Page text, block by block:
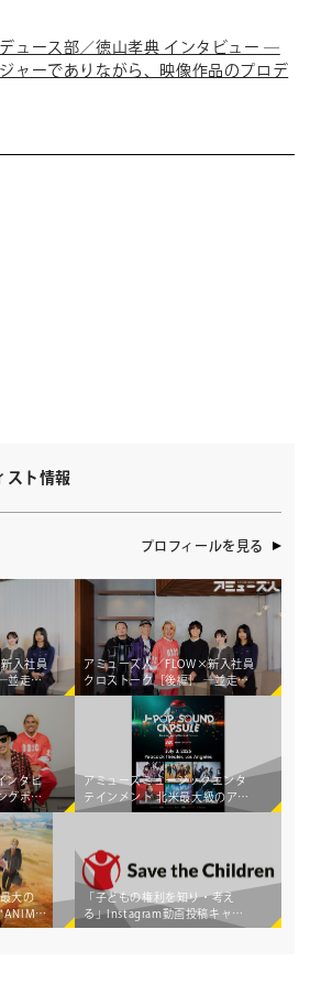
ュース部／徳山孝典 インタビュー ―
ャーでありながら、映像作品のプロデ
スト情報
プロフィールを見る
入社員
ューズ
との
アミューズ人／FLOW×新入社員
クロストーク［後編］ ―並走
し、共に生み出す。アミューズ
に根付く、アーティストとの
「共創」のカタチ―
ンタビ
グポイ
ハプニ
アミューズミュージックエンタ
テインメント 北米最大級のアニ
メイベント「Anime Expo
開催決定！
大の
"ANIME
開催決
「子どもの権利を知り・考え
る」Instagram動画投稿キャン
ペーンに 奥山佳恵、